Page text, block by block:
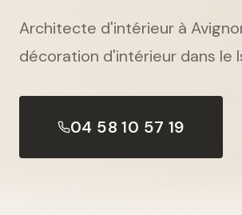
Architecte d'intérieur à
décoration d'intérieur dans le
04 58 10 57 19